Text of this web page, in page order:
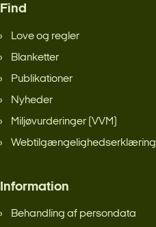
Find
Love og regler
Blanketter
Publikationer
Nyheder
Miljøvurderinger (VVM)
Webtilgængelighedserklæring
Information
Behandling af persondata